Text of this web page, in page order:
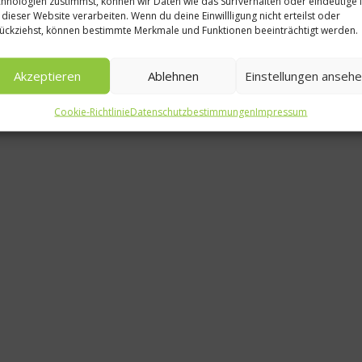
dieser Website verarbeiten. Wenn du deine Einwillligung nicht erteilst oder
können bestimmte Merkmale und Funktionen beeinträchtigt werden.
Akzeptieren Ablehnen Einstellungen
Cookie-RichtlinieDatenschutzbestimmungenImpressum